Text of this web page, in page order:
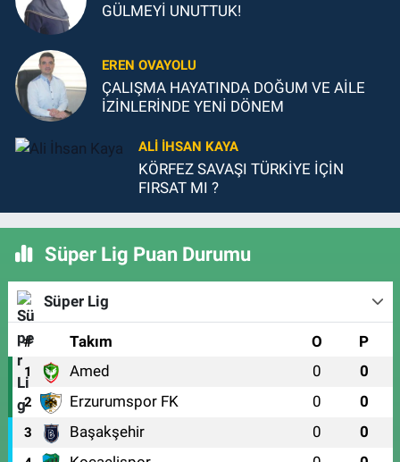
GÜLMEYİ UNUTTUK!
EREN OVAYOLU
ÇALIŞMA HAYATINDA DOĞUM VE AİLE
İZİNLERİNDE YENİ DÖNEM
ALI İHSAN KAYA
KÖRFEZ SAVAŞI TÜRKİYE İÇİN
FIRSAT MI ?
Süper Lig Puan Durumu
Süper Lig
# Takım O P
1 Amed 0 0
2 Erzurumspor FK 0 0
3 Başakşehir 0 0